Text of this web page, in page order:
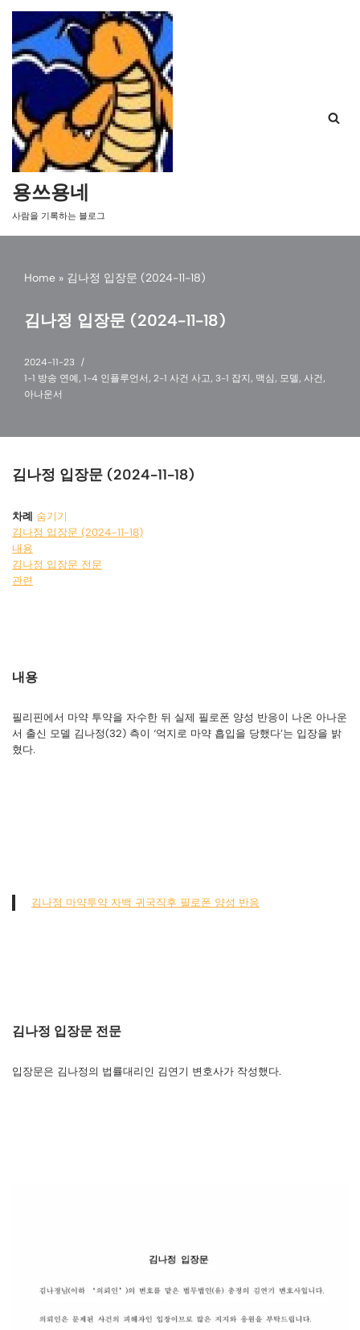
콘
텐
로
건
너
뛰
기
용쓰용네
사람을 기록하는 블로그
Home » 김나정 입장문 (2024-11-18)
김나정 입장문 (2024-11-18)
2024-11-23
1-1 방송 연예 , 1-4 인플루언서 , 2-1 사건 사고, 3-1 잡지 , 맥심 , 모델 , 사건 ,
아나운서
김나정 입장문 (2024-11-18)
차례
숨기기
김나정 입장문 (2024-11-18)
내용
김나정 입장문 전문
관련
내용
필리핀에서 마약 투약을 자수한 뒤 실제 필로폰 양성 반응이 나온 아나운
서 출신 모델 김나정(32) 측이 ‘억지로 마약 흡입을 당했다’는 입장을 밝
혔다.
김나정 마약투약 자백 귀국직후 필로폰 양성 반응
김나정 입장문 전문
입장문은 김나정의 법률대리인 김연기 변호사가 작성했다.